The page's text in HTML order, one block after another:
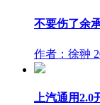
不要伤了余
作者：徐翀
上汽通用